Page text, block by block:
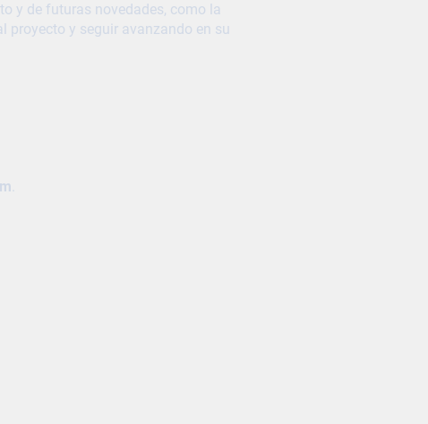
y de futuras novedades, como la
proyecto y seguir avanzando en su